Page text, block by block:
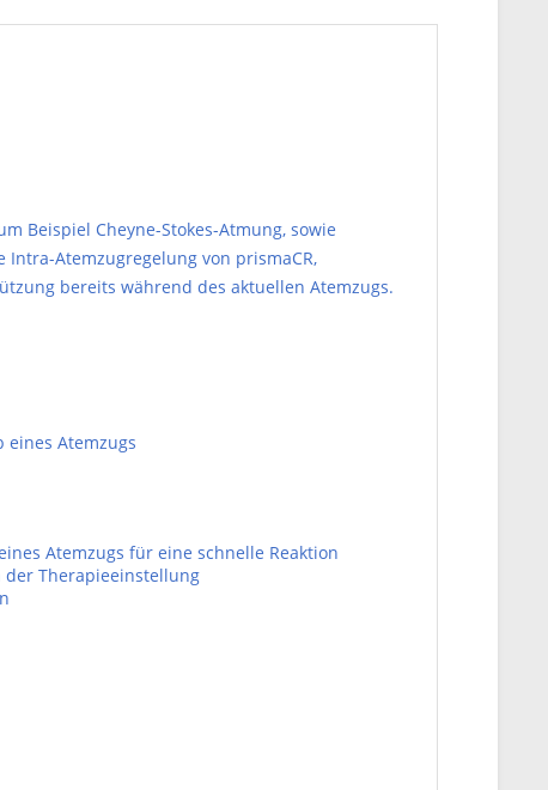
Beispiel Cheyne-Stokes-Atmung, sowie
Atemzugregelung von prismaCR,
bereits während des aktuellen Atemzugs.
Atemzugs
Atemzugs für eine schnelle Reaktion
der Therapieeinstellung